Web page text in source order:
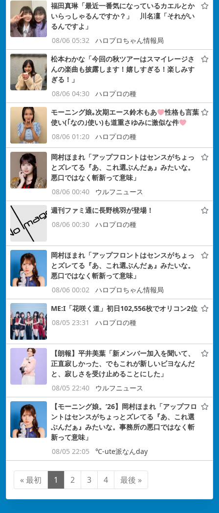
福田真琳「最近一番気になっているカエルとか
いらっしゃるんですか？」 川名凜「それがい
るんですよ」
08/06 05:32
ハロプロちゃん情報局
松本わかな「今回の秋ツアーはスマイレージさ
んの楽曲も披露します！嬉しすぎる！楽しみす
ぎる！」
08/06 04:30
ハロプロの種
モーニング娘｡次期エース鈴木もあ
性格も言葉
使い(｢なの｣使い)も道重さゆみに激似な件
08/06 01:20
ハロプロの種
岡村ほまれ「アップフロントはセンスがちょっ
とズレてる『あ、これ選ぶんだぁ』みたいな。
悪口ではなく斬新って意味」
08/06 00:40
ウルフニュース
週刊ファミ通に長野桃羽が登場！
08/06 00:30
ハロプロの種
岡村ほまれ「アップフロントはセンスがちょっ
とズレてる『あ、これ選ぶんだぁ』みたいな。
悪口ではなく斬新って意味」
08/06 00:02
ハロプロちゃん情報局
ME:I「花咲く道」初日102,556枚でオリコン2位
08/05 23:31
ハロプロの種
【朗報】平井美葉「新メンバー加入を聞いて、
正直寂しかった、でもこれが新しいビヨなんだ
と、寂しさを受け止めることにした」
08/05 22:40
ウルフニュース
【モーニング娘。’26】岡村ほまれ「アップフロ
ントはセンスがちょっとズレてる『あ、これ選
ぶんだぁ』みたいな。事務所の悪口ではなく斬
新って意味」
08/05 22:05
℃-ute派なんday
« 最初 1 2 3 4 最後 »